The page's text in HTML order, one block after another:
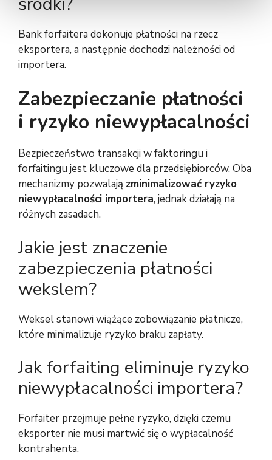
Bank forfaitera dokonuje płatności na rzecz
eksportera, a następnie dochodzi należności od
importera.
Zabezpieczanie płatności
i ryzyko niewypłacalności
Bezpieczeństwo transakcji w faktoringu i
forfaitingu jest kluczowe dla przedsiębiorców. Oba
mechanizmy pozwalają zminimalizować ryzyko
niewypłacalności importera, jednak działają na
różnych zasadach.
Jakie jest znaczenie
zabezpieczenia płatności
wekslem?
Weksel stanowi wiążące zobowiązanie płatnicze,
które minimalizuje ryzyko braku zapłaty.
Jak forfaiting eliminuje ryzyko
niewypłacalności importera?
Forfaiter przejmuje pełne ryzyko, dzięki czemu
eksporter nie musi martwić się o wypłacalność
kontrahenta.